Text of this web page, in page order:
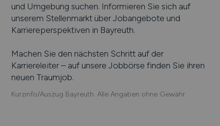
und Umgebung suchen. Informieren Sie sich auf
unserem Stellenmarkt über Jobangebote und
Karriereperspektiven in Bayreuth.
Machen Sie den nächsten Schritt auf der
Karriereleiter – auf unsere Jobbörse finden Sie ihren
neuen Traumjob.
Kurzinfo/Auszug Bayreuth. Alle Angaben ohne Gewähr.